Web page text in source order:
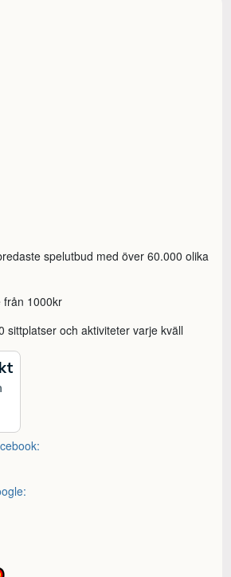
spelutbud med över 60.000 olika
från 1000kr
sittplatser och aktiviteter varje kväll